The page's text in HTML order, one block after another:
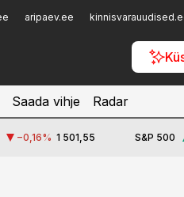
aripaev.ee
Saada vihje Radar
−0,16% 1 501,55 S&P 500